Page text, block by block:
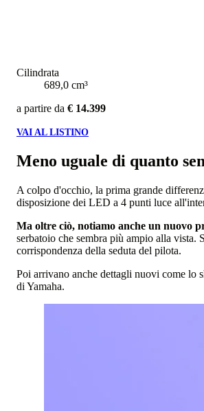
Cilindrata
689,0 cm³
a partire da € 14.399
VAI AL LISTINO
Meno uguale di quanto
A colpo d'occhio, la prima grande
disposizione dei LED a 4 punti luce
Ma oltre ciò, notiamo anche un nuovo
serbatoio che sembra più ampio alla vista.
corrispondenza della seduta del pilota.
Poi arrivano anche dettagli nuovi come lo
di Yamaha.